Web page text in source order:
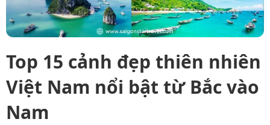
Top 15 cảnh đẹp thiên nhiên
Việt Nam nổi bật từ Bắc vào
Nam